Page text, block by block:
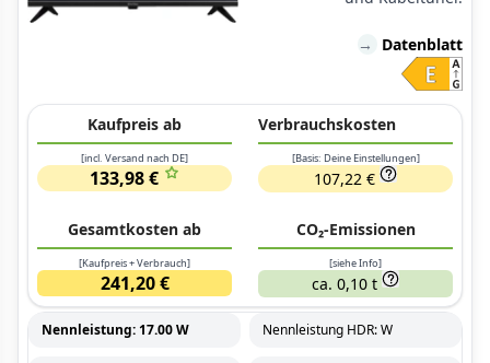
→ Datenblatt
Kaufpreis ab
[incl. Versand nach DE]
133,98 €
Verbrauchskosten
[Basis: Deine Einstellungen]
107,22 €
Gesamtkosten ab
[Kaufpreis + Verbrauch]
241,20 €
CO₂-Emissionen
[siehe Info]
ca. 0,10 t
Nennleistung: 17.00 W Nennleistung HDR: W